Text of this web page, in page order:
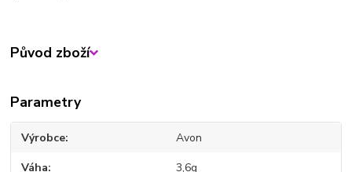
Původ zboží
Parametry
Výrobce Avon
Váha 3,6g